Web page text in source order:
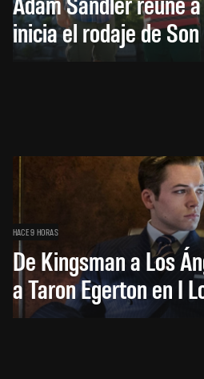
inicia el rodaje de
HACE 9 HORAS
De Kingsman a Los
a Taron Egerton en I